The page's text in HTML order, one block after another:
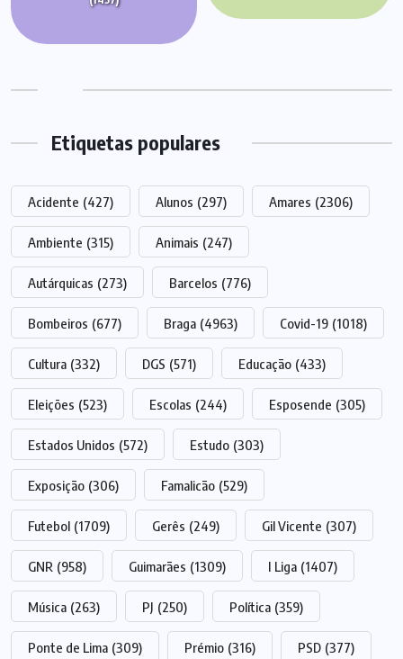
Etiquetas populares
Acidente (427) Alunos (297) Amares (2306)
Ambiente (315) Animais (247)
Autárquicas (273) Barcelos (776)
Bombeiros (677) Braga (4963) Covid-19 (1018)
Cultura (332) DGS (571) Educação (433)
Eleições (523) Escolas (244) Esposende (305)
Estados Unidos (572) Estudo (303)
Exposição (306) Famalicão (529)
Futebol (1709) Gerês (249) Gil Vicente (307)
GNR (958) Guimarães (1309) I Liga (1407)
Música (263) PJ (250) Política (359)
Ponte de Lima (309) Prémio (316) PSD (377)